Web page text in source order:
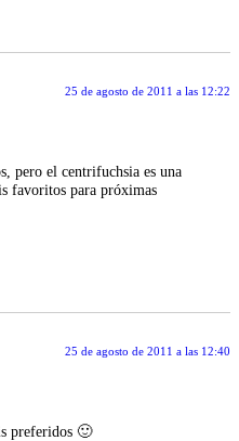
25 de agosto de 2011 a las 12:22
pero el centrifuchsia es una
favoritos para próximas
25 de agosto de 2011 a las 12:40
preferidos 🙂